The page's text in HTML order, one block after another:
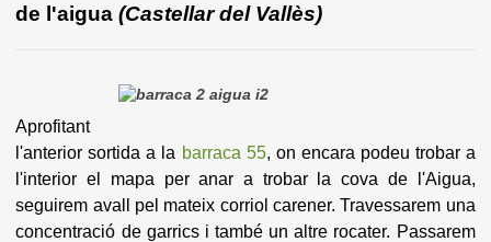
de l'aigua(Castellar del Vallès)
Aprofitant
l'anterior sortida a la barraca 55, on encara podeu trobar a
l'interior el mapa per anar a trobar la cova de l'Aigua,
seguirem avall pel mateix corriol carener. Travessarem una
concentració de garrics i també un altre rocater. Passarem